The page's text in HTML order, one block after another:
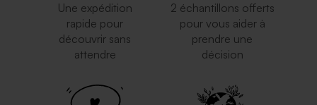
Une expédition
rapide pour
découvrir sans
attendre
2 échantillons offerts
pour vous aider à
prendre une
décision